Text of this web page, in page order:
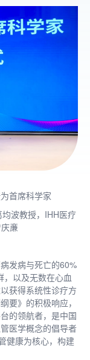
首席科学家
均波教授，IHH医疗
亷
发病与死亡的60%
以及无数在心血
获得系统性诊疗方
要》的积极响应，
的领航者，是中国
医学概念的倡导者
健康为核心，构建